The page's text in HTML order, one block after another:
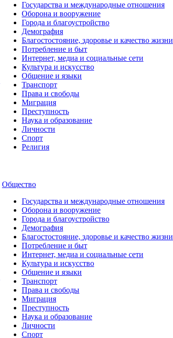
Государства и международные отношения
Оборона и вооружение
Города и благоустройство
Демография
Благостостояние, здоровье и качество жизни
Потребление и быт
Интернет, медиа и социальные сети
Культура и искусство
Общение и языки
Транспорт
Права и свободы
Миграция
Преступность
Наука и образование
Личности
Спорт
Религия
Общество
Государства и международные отношения
Оборона и вооружение
Города и благоустройство
Демография
Благостостояние, здоровье и качество жизни
Потребление и быт
Интернет, медиа и социальные сети
Культура и искусство
Общение и языки
Транспорт
Права и свободы
Миграция
Преступность
Наука и образование
Личности
Спорт